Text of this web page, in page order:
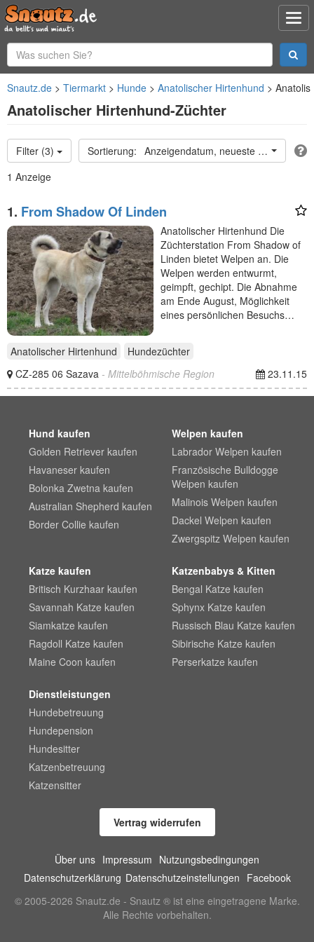
Snautz.de Tiermarkt Hunde Anatolischer Hirtenhund
Anatolischer Hirtenhund-Züchter
Filter (3)
Anzeigendatum, neueste oben
1 Anzeige
1. From Shadow Of Linden
Anatolischer Hirtenhund Die
Züchterstation From Shadow of
Linden bietet Welpen an. Die
Welpen werden entwurmt,
geimpft, gechipt. Die Abnahme
am Ende August, Möglichkeit
eines persönlichen Besuchs…
Anatolischer Hirtenhund
Hundezüchter
CZ-285 06 Sazava - Mittelböhmische Region 23.11.15
Hund kaufen
Golden Retriever kaufen
Havaneser kaufen
Bolonka Zwetna kaufen
Australian Shepherd kaufen
Border Collie kaufen
Welpen kaufen
Labrador Welpen kaufen
Französische Bulldogge
Welpen kaufen
Malinois Welpen kaufen
Dackel Welpen kaufen
Zwergspitz Welpen kaufen
Katze kaufen
Britisch Kurzhaar kaufen
Savannah Katze kaufen
Siamkatze kaufen
Ragdoll Katze kaufen
Maine Coon kaufen
Katzenbabys & Kitten
Bengal Katze kaufen
Sphynx Katze kaufen
Russisch Blau Katze kaufen
Sibirische Katze kaufen
Perserkatze kaufen
Dienstleistungen
Hundebetreuung
Hundepension
Hundesitter
Katzenbetreuung
Katzensitter
Vertrag widerrufen
Über uns Impressum Nutzungsbedingungen
Datenschutzerklärung Datenschutzeinstellungen Facebook
© 2005-2026 Snautz.de - Snautz ® ist eine eingetragene Marke.
Alle Rechte vorbehalten.